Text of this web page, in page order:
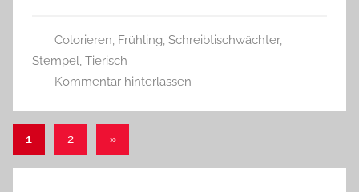
e
Colorieren, Frühling, Schreibtischwächter,
Stempel, Tierisch
Kommentar hinterlassen
Seitennummerierung
der
1 2
Nächste
»